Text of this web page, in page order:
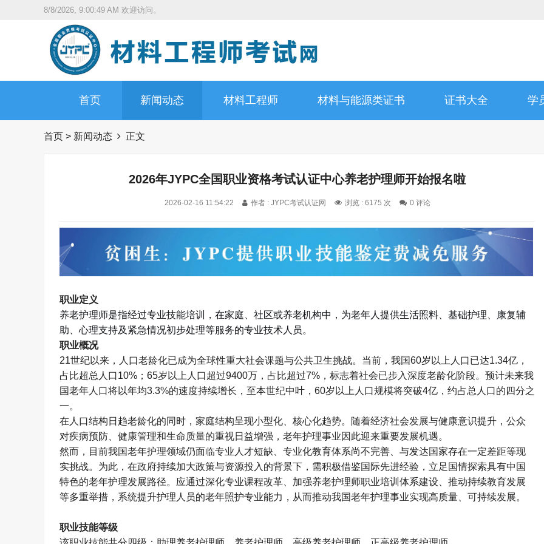
8/8/2026, 9:00:50 AM 欢迎访问。
首页 新闻动态 材料工程师 材料与能源类证书 证书大全 学
首页 > 新闻动态 正文
2026年JYPC全国职业资格考试认证中心养老护理师开始报名啦
2026-02-16 11:54:22 作者 : JYPC考试认证网 浏览 : 6175 次 0 评论
职业定义
养老护理师是指经过专业技能培训，在家庭、社区或养老机构中，为老年人提供生活照料、基础护理、康复辅
助、心理支持及紧急情况初步处理等服务的专业技术人员。
职业概况
21世纪以来，人口老龄化已成为全球性重大社会课题与公共卫生挑战。当前，我国60岁以上人口已达1.34亿，
占比超总人口10% ； 65岁以上人口超过9400万，占比超过7% ，标志着社会已步入深度老龄化阶段。预计未来我
国老年人口将以年均3.3%的速度持续增长，至本世纪中叶， 60岁以上人口规模将突破4亿，约占总人口的四分之
一。
在人口结构日趋老龄化的同时，家庭结构呈现小型化、核心化趋势。随着经济社会发展与健康意识提升，公众
对疾病预防、健康管理和生命质量的重视日益增强，老年护理事业因此迎来重要发展机遇。
然而，目前我国老年护理领域仍面临专业人才短缺、专业化教育体系尚不完善、与发达国家存在一定差距等现
实挑战。为此，在政府持续加大政策与资源投入的背景下，需积极借鉴国际先进经验，立足国情探索具有中国
特色的老年护理发展路径。应通过深化专业课程改革、加强养老护理师职业培训体系建设、推动持续教育发展
等多重举措，系统提升护理人员的老年照护专业能力，从而推动我国老年护理事业实现高质量、可持续发展。
职业技能等级